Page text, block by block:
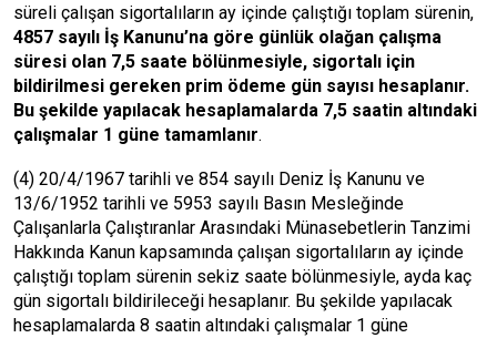
süreli çalışan sigortalıların ay içinde çalıştığı toplam sürenin,
4857 sayılı İş Kanunu’na göre günlük olağan çalışma
süresi olan 7,5 saate bölünmesiyle, sigortalı için
bildirilmesi gereken prim ödeme gün sayısı hesaplanır.
Bu şekilde yapılacak hesaplamalarda 7,5 saatin altındaki
çalışmalar 1 güne tamamlanır.
(4) 20/4/1967 tarihli ve 854 sayılı Deniz İş Kanunu ve
13/6/1952 tarihli ve 5953 sayılı Basın Mesleğinde
Çalışanlarla Çalıştıranlar Arasındaki Münasebetlerin Tanzimi
Hakkında Kanun kapsamında çalışan sigortalıların ay içinde
çalıştığı toplam sürenin sekiz saate bölünmesiyle, ayda kaç
gün sigortalı bildirileceği hesaplanır. Bu şekilde yapılacak
hesaplamalarda 8 saatin altındaki çalışmalar 1 güne